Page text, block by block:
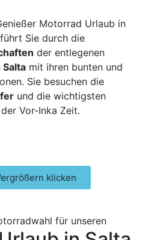
Motorrad Urlaub in
Sie durch die
der entlegenen
Salta mit ihren bunten und
Sie besuchen die
und die wichtigsten
Vor-Inka Zeit.
klicken
für unseren